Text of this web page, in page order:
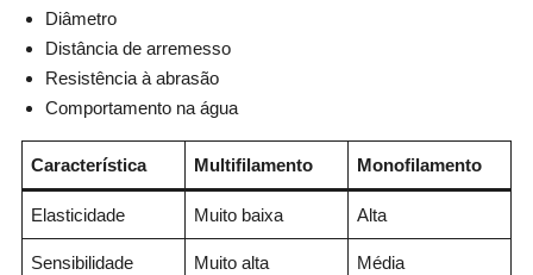
Diâmetro
Distância de arremesso
Resistência à abrasão
Comportamento na água
Característica Multifilamento Monofilamento
Elasticidade Muito baixa Alta
Sensibilidade Muito alta Média